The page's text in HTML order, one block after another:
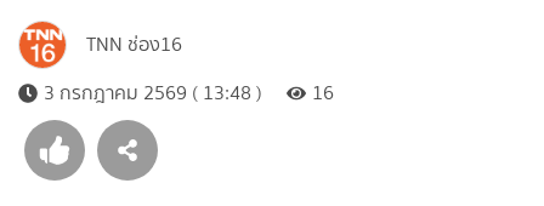
TNN ช่อง16
3 กรกฎาคม 2569 ( 13:48 )
16